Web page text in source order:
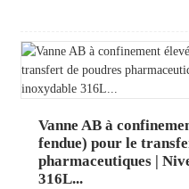
Vanne AB à
fendue) pour le
pharmaceutiques |
316L...